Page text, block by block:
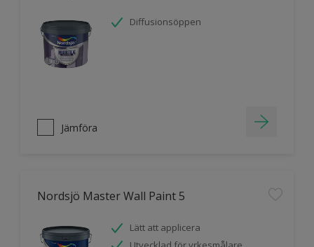
Diffusionsöppen
Jämföra
Nordsjö Master Wall Paint 5
Lätt att applicera